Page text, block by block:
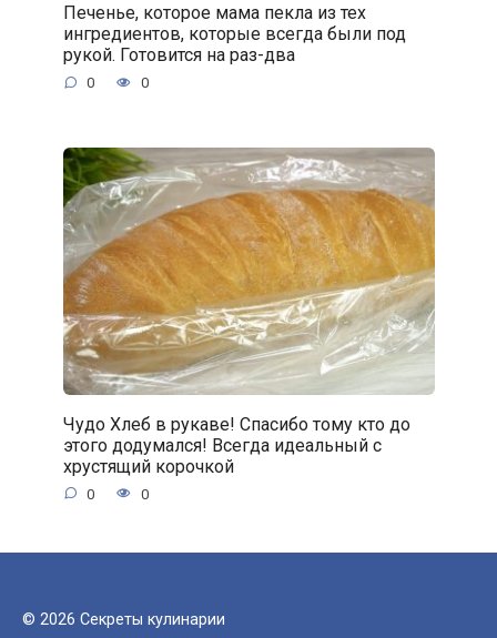
Печенье, которое мама пекла из тех
ингредиентов, которые всегда были под
рукой. Готовится на раз-два
0 0
Чудо Хлеб в рукаве! Спасибо тому кто до
этого додумался! Всегда идеальный с
хрустящий корочкой
0 0
© 2026 Секреты кулинарии